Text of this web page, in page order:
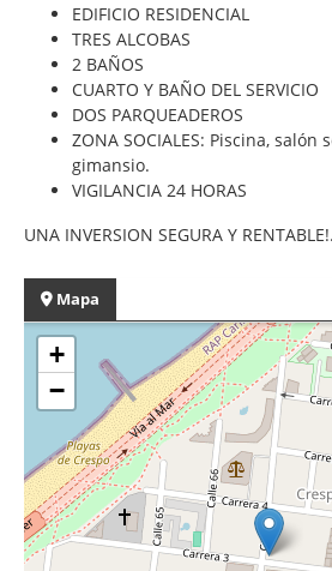
EDIFICIO RESIDENCIAL
TRES ALCOBAS
2 BAÑOS
CUARTO Y BAÑO DEL SERVICIO
DOS PARQUEADEROS
ZONA SOCIALES: Piscina,
gimansio.
VIGILANCIA 24 HORAS
UNA INVERSION SEGURA Y RENTABLE!.
Mapa
+
−